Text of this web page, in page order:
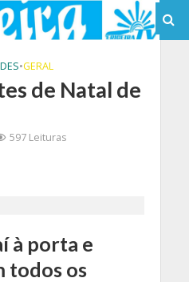
•GERAL
de Natal de
597 Leituras
à porta e
todos os